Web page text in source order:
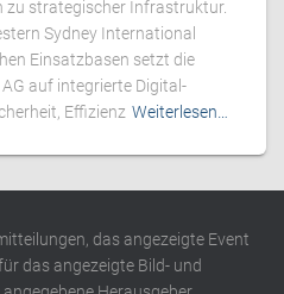
zu strategischer Infrastruktur.
Sydney International
Einsatzbasen setzt die
auf integrierte Digital-
Effizienz Weiterlesen…
das angezeigte Event
das angezeigte Bild- und